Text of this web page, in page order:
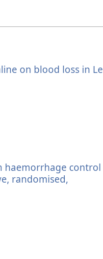
on blood loss in Le
haemorrhage control
randomised,